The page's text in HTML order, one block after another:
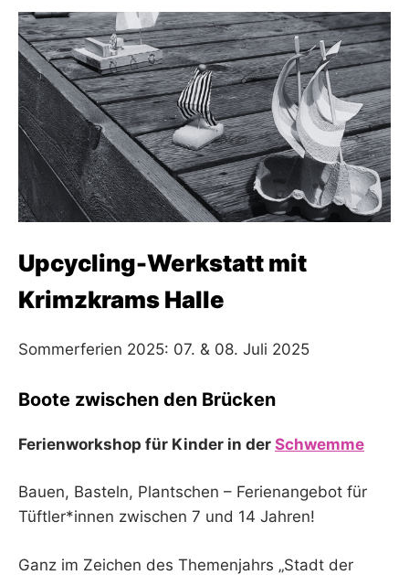
Upcycling-Werkstatt mit
Krimzkrams Halle
Sommerferien 2025: 07. & 08. Juli 2025
Boote zwischen den Brücken
Ferienworkshop für Kinder in der Schwemme
Bauen, Basteln, Plantschen – Ferienangebot für
Tüftler*innen zwischen 7 und 14 Jahren!
Ganz im Zeichen des Themenjahrs „Stadt der